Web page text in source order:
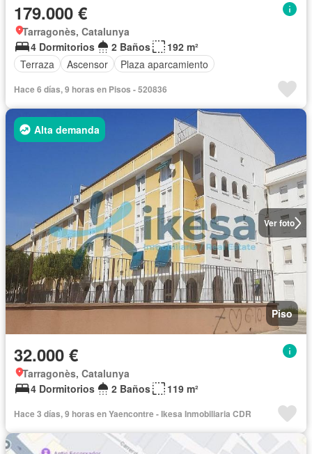
179.000 €
Tarragonès, Catalunya
4 Dormitorios
2 Baños
192 m²
Terraza
Ascensor Plaza aparcamiento
Hace 6 días, 9 horas en Pisos - 520836
Ver foto
Alta demanda
Piso
32.000 €
Tarragonès, Catalunya
4 Dormitorios
2 Baños 119 m²
Hace 3 días, 9 horas en Yaencontre - Ikesa Inmobiliaria CDR